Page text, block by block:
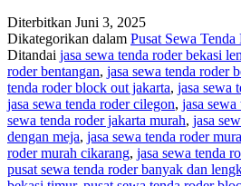
RODER
PELAYANAN
24
JAM
DI
CIREBON
Diterbitkan Juni 3, 2025
Dikategorikan dalam Pusat Sewa Tenda
Ditandai jasa sewa tenda roder bekasi
roder bentangan, jasa sewa tenda roder
tenda roder block out jakarta, jasa sewa
jasa sewa tenda roder cilegon, jasa
sewa tenda roder jakarta murah, jasa
dengan meja, jasa sewa tenda roder
roder murah cikarang, jasa sewa tenda
pusat sewa tenda roder banyak dan